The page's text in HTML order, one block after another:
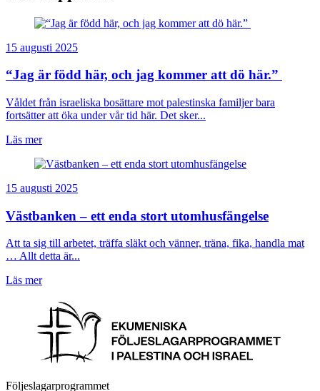
15 augusti 2025
“Jag är född här, och jag kommer att dö här.”
Våldet från israeliska bosättare mot palestinska familjer bara
fortsätter att öka under vår tid här. Det sker...
Läs mer
15 augusti 2025
Västbanken – ett enda stort utomhusfängelse
Att ta sig till arbetet, träffa släkt och vänner, träna, fika, handla mat
… Allt detta är...
Läs mer
Följeslagarprogrammet